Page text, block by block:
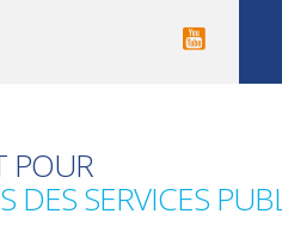
POUR
DES SERVICES